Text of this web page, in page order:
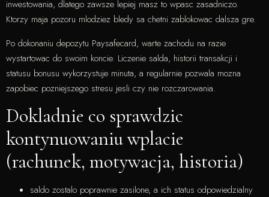
inwestowania, dlatego zawsze lepiej masz to wpasc zasadniczo.
Ktorzy maja pozoru mlodziez bledy sa chetni zablokowac dalsza gre.
Po dokonaniu depozytu Paysafecard, warte zachodu na razie
wystartowac do swoim koncie. Liczenie salda, historii transakcji i
statusu bonusu wykorzystuje minuta, a regularnie pozwala mozna
zapobiec pozniejszego stresu jesli czy nie rozczarowania.
Dokladnie co sprawdzic
kontynuowaniu wplacie
(rachunek, motywacja, historia)
saldo zostalo poprawnie zasilone, a ich status odpowiedzialny